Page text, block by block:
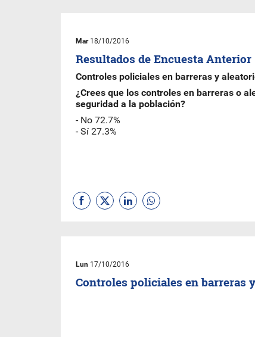
Mar18/10/2016
Resultados de Encuesta Anterior
Controles policiales en barreras y
¿Crees que los controles en barreras o
seguridad a la población?
- No 72.7%
- Sí 27.3%
Lun 17/10/2016
Controles policiales en barreras